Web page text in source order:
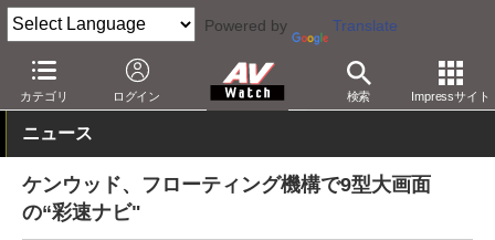
Powered by Translate
カテゴリ ログイン 検索 Impressサイト
AV Watch 製品 カーナビ/オーディオ
ニュース
ケンウッド、フローティング機構で9型大画面
の“彩速ナビ"